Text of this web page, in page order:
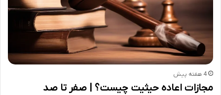
4 هفته پیش
مجازات اعاده حیثیت چیست؟ | صفر تا صد